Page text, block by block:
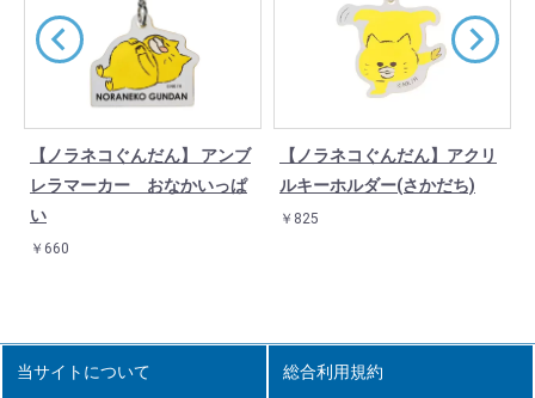
【ノラネコぐんだん】 アンブ
レラマーカー おなかいっぱ
い
￥660
【ノラネコぐんだん】アクリ
ルキーホルダー(さかだち)
￥825
当サイトについて 総合利用規約